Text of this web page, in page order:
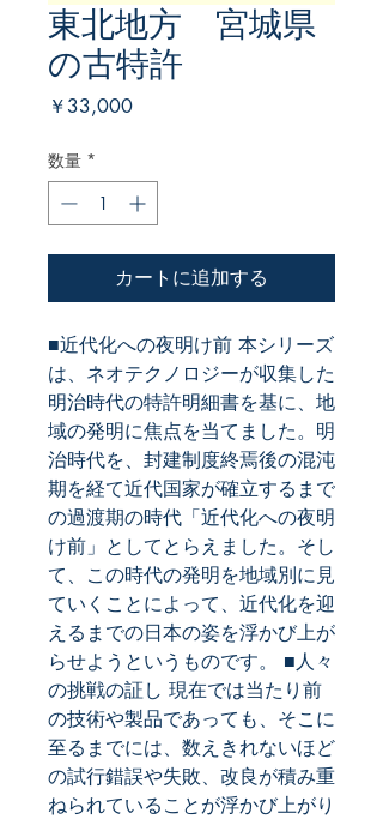
東北地方 宮城県
の古特許
￥33,000価
数量 *
カートに追加する
■近代化への夜明け前 本シリーズ
は、ネオテクノロジーが収集した
明治時代の特許明細書を基に、地
域の発明に焦点を当てました。明
治時代を、封建制度終焉後の混沌
期を経て近代国家が確立するまで
の過渡期の時代「近代化への夜明
け前」としてとらえました。そし
て、この時代の発明を地域別に見
ていくことによって、近代化を迎
えるまでの日本の姿を浮かび上が
らせようというものです。 ■人々
の挑戦の証し 現在では当たり前
の技術や製品であっても、そこに
至るまでには、数えきれないほど
の試行錯誤や失敗、改良が積み重
ねられていることが浮かび上がり